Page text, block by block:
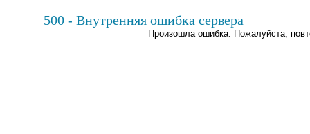
500 - Внутренняя ошибка сервера
Произошла ошибка. Пожалуйста,